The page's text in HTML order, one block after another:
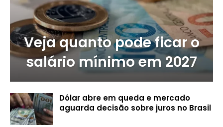
Veja quanto pode ficar o
salário mínimo em 2027
Dólar abre em queda e mercado
aguarda decisão sobre juros no Brasil